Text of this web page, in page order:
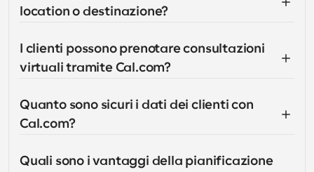
location o destinazione?
I clienti possono prenotare consultazioni
virtuali tramite Cal.com?
Quanto sono sicuri i dati dei clienti con
Cal.com?
Quali sono i vantaggi della pianificazione